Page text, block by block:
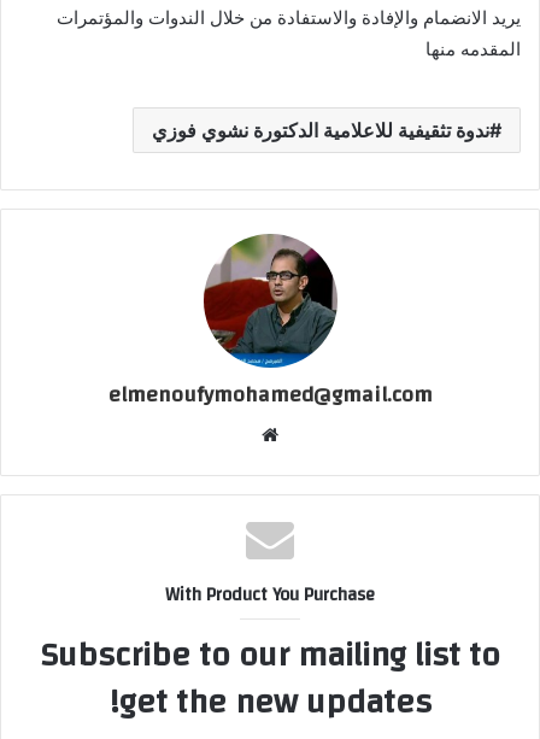
يريد الانضمام والإفادة والاستفادة من خلال الندوات والمؤتمرات
المقدمه منها
ندوة تثقيفية للاعلامية الدكتورة نشوي فوزي
elmenoufymohamed@gmail.com
With Product You Purchase
Subscribe to our mailing list to
get the new updates!